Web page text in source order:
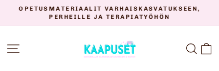
Siirry
Keskeytä
OPETUSMATERIAALIT VARHAISKASVATUKSEEN,
PERHEILLE JA TERAPIATYÖHÖN
SIVUSTON NAVIGOINTI